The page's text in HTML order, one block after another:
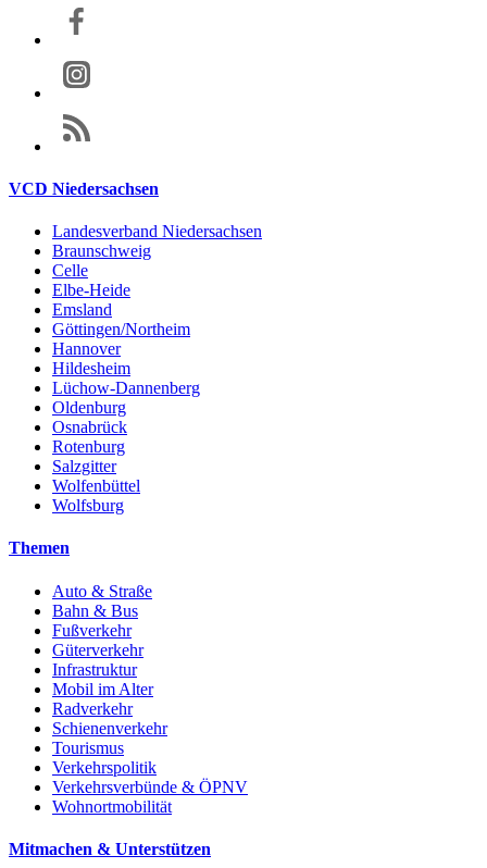
VCD Niedersachsen
Landesverband Niedersachsen
Braunschweig
Celle
Elbe-Heide
Emsland
Göttingen/Northeim
Hannover
Hildesheim
Lüchow-Dannenberg
Oldenburg
Osnabrück
Rotenburg
Salzgitter
Wolfenbüttel
Wolfsburg
Themen
Auto & Straße
Bahn & Bus
Fußverkehr
Güterverkehr
Infrastruktur
Mobil im Alter
Radverkehr
Schienenverkehr
Tourismus
Verkehrspolitik
Verkehrsverbünde & ÖPNV
Wohnortmobilität
Mitmachen & Unterstützen